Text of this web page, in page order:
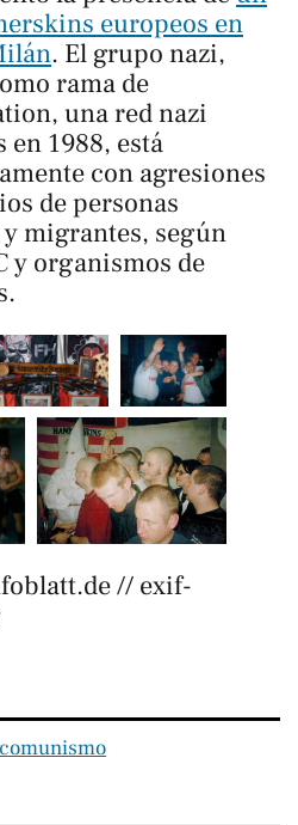
europeos en
. El grupo nazi,
rama de
una red nazi
en 1988, está
con agresiones
de personas
migrantes, según
y organismos de
// exif-